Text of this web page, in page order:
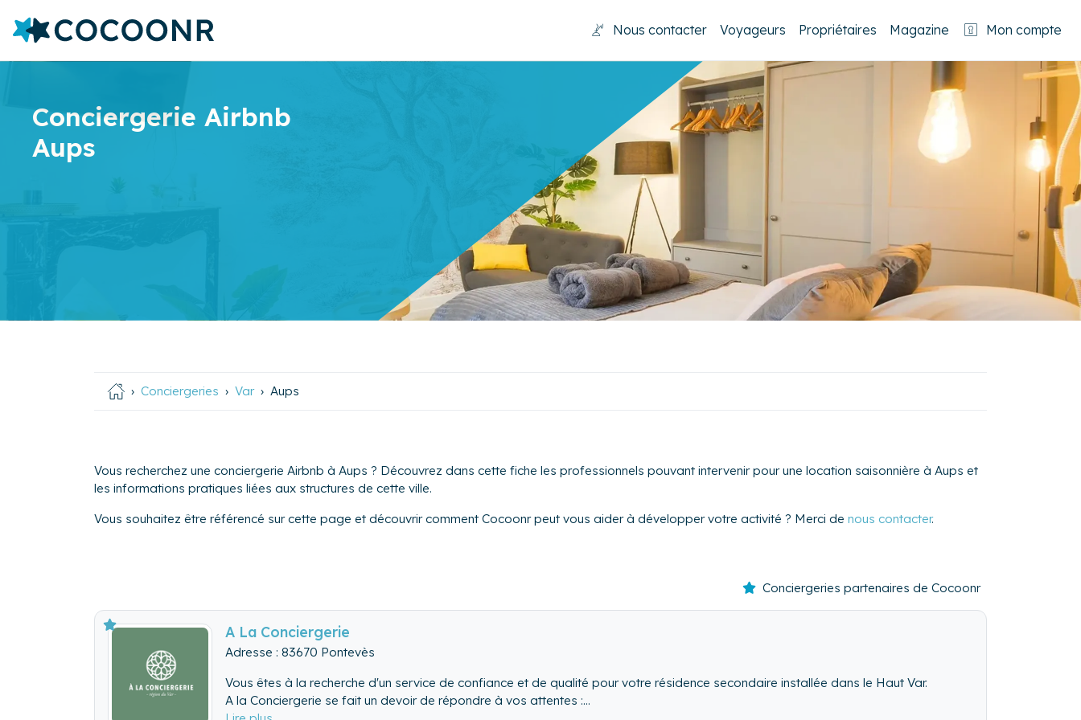
Nous contacter Voyageurs Propriétaires Magazine Mon compte
Conciergerie Airbnb
Aups
Conciergeries Var Aups
Vous recherchez une conciergerie Airbnb à Aups ? Découvrez dans cette fiche les professionnels pouvant intervenir pour une location saisonnière à Aups et
les informations pratiques liées aux structures de cette ville.
Vous souhaitez être référencé sur cette page et découvrir comment Cocoonr peut vous aider à développer votre activité ? Merci de nous contacter.
Conciergeries partenaires de Cocoonr
A La Conciergerie
Adresse : 83670 Pontevès
Vous êtes à la recherche d'un service de confiance et de qualité pour votre résidence secondaire installée dans le Haut Var.
A la Conciergerie se fait un devoir de répondre à vos attentes :